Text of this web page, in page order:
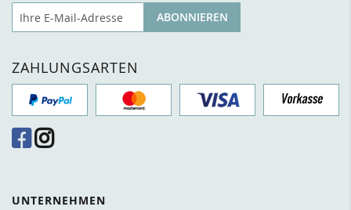
ABONNIEREN
ZAHLUNGSARTEN
UNTERNEHMEN